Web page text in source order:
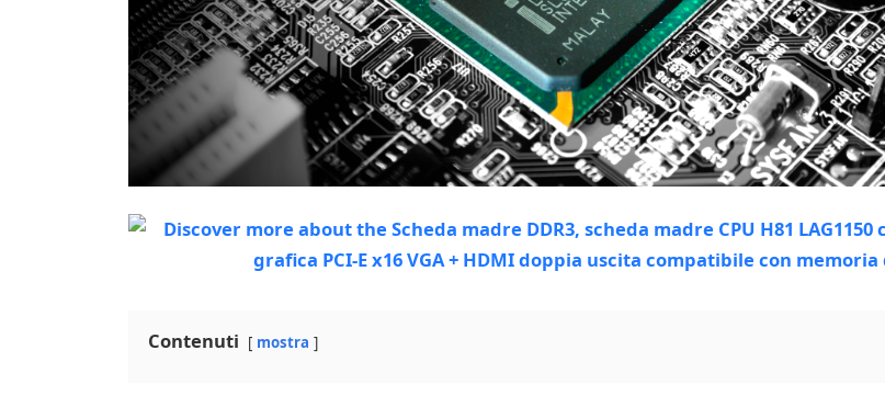
Contenuti mostra